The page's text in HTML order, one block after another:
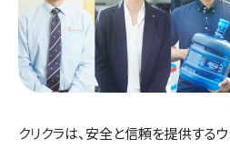
クリクラは、安全と信頼を提供する